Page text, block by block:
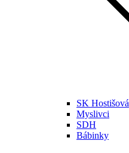
SK Hostišová
Myslivci
SDH
Bábinky